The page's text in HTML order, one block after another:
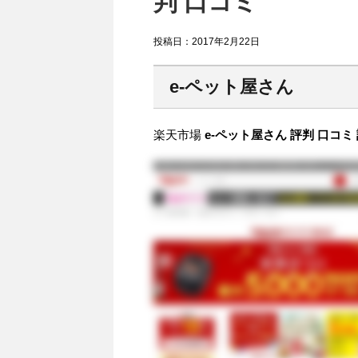
投稿日： 2017年2月22日
e-ペット屋さん
楽天市場 e-ペット屋さん 評判 口コ